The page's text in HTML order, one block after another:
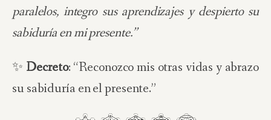
paralelos, integro sus aprendizajes y despierto su
sabiduría en mi presente.”
✨ Decreto: “Reconozco mis otras vidas y abrazo
su sabiduría en el presente.”